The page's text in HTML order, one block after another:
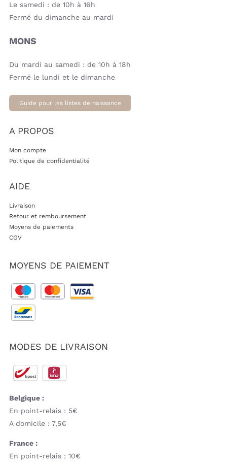
Le samedi : de 10h à 16h
Fermé du dimanche au mardi
MONS
Du mardi au samedi : de 10h à 18h
Fermé le lundi et le dimanche
Guide pour les listes de naissance
A PROPOS
Mon compte
Politique de confidentialité
AIDE
Livraison
Retour et remboursement
Moyens de paiements
CGV
MOYENS DE PAIEMENT
MODES DE LIVRAISON
Belgique :
En point-relais : 5€
A domicile : 7,5€
France :
En point-relais : 10€